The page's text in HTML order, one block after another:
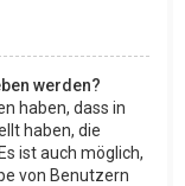
werden?
haben, dass in
haben, die
ist auch möglich,
von Benutzern